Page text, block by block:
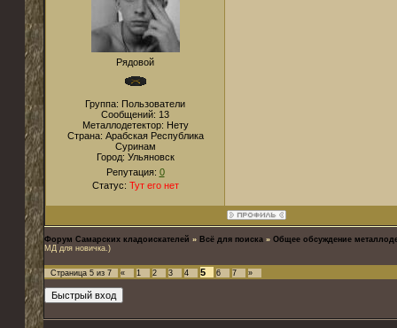
Рядовой
Группа: Пользователи
Сообщений: 13
Металлодетектор: Нету
Страна: Арабская Республика
Суринам
Город: Ульяновск
Репутация: 0
Статус: Тут его нет
Форум Самарских кладоискателей » Всё для поиска » Общее обсуждение
МД для новичка.)
Страница 5 из 7 « 1 2 3 4 5 6 7 »